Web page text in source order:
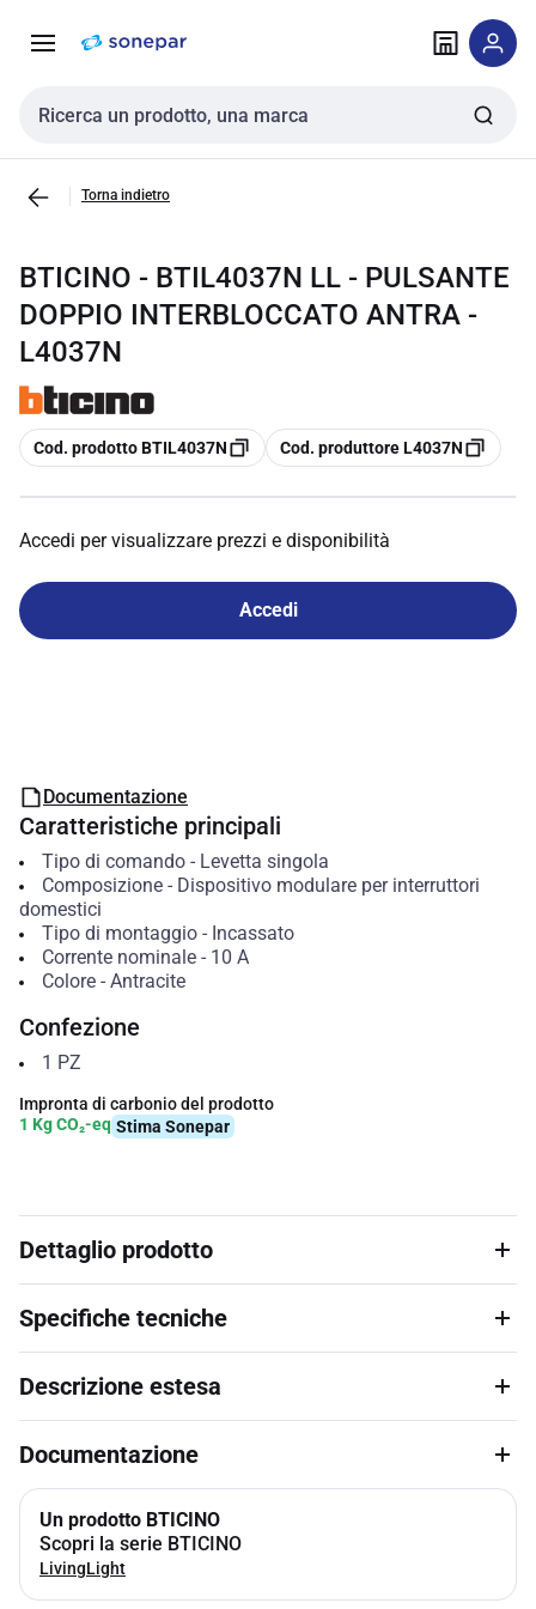
navigazione alla
Cerca input
Torna indietro
BTICINO - BTIL4037N LL - PULSANTE
DOPPIO INTERBLOCCATO ANTRA -
L4037N
copia
Cod. prodotto BTIL4037N copia
Cod. produttore L4037N
Accedi per visualizzare prezzi e disponibilità
Accedi
Documentazione
Caratteristiche principali
Tipo di comando- Levetta singola
Composizione- Dispositivo modulare per interruttori
domestici
Tipo di montaggio- Incassato
Corrente nominale- 10 A
Colore- Antracite
Confezione
1 PZ
Impronta di carbonio del prodotto
1 Kg CO₂-eq Stima Sonepar
Dettaglio prodotto
Specifiche tecniche
Descrizione estesa
Documentazione
Un prodotto BTICINO
Scopri la serie BTICINO
LivingLight